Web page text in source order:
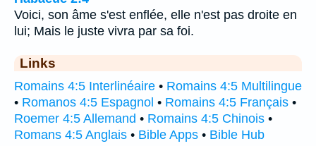
Voici, son âme s'est enflée, elle n'est pas droite en
lui; Mais le juste vivra par sa foi.
Links
Romains 4:5 Interlinéaire • Romains 4:5 Multilingue
• Romanos 4:5 Espagnol • Romains 4:5 Français •
Roemer 4:5 Allemand • Romains 4:5 Chinois •
Romans 4:5 Anglais • Bible Apps • Bible Hub